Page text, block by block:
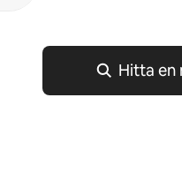
Hitta en